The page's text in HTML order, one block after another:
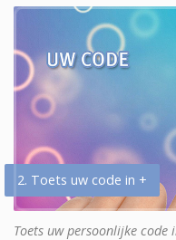
2. Toets uw code in +
Toets uw persoonlijke code